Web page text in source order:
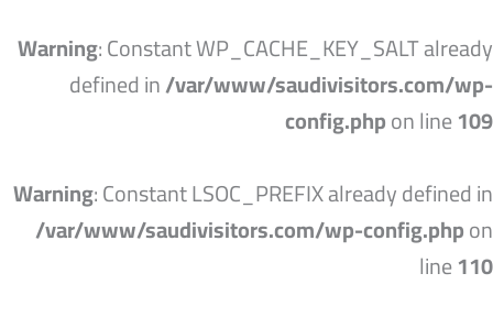
Warning: Constant WP_CACHE_KEY_SALT already
defined in/var/www/saudivisitors.com/wp-
config.phpon line109
Warning: Constant LSOC_PREFIX already defined in
/var/www/saudivisitors.com/wp-config.phpon
line110